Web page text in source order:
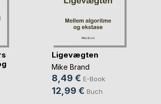
Ligevægten
Mike Brand
8,49 € E-Book
12,99 € Buch